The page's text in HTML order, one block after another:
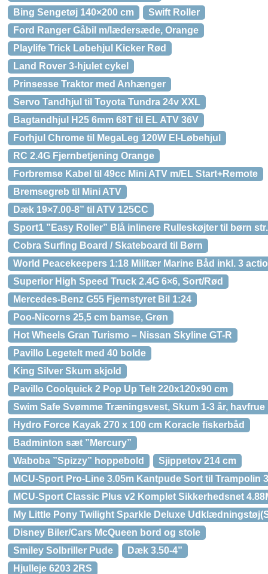
Bing Sengetøj 140×200 cm
Swift Roller
Ford Ranger Gåbil m/lædersæde, Orange
Playlife Trick Løbehjul Kicker Rød
Land Rover 3-hjulet cykel
Prinsesse Traktor med Anhænger
Servo Tandhjul til Toyota Tundra 24v XXL
Bagtandhjul H25 6mm 68T til EL ATV 36V
Forhjul Chrome til MegaLeg 120W El-Løbehjul
RC 2.4G Fjernbetjening Orange
Forbremse Kabel til 49cc Mini ATV m/EL Start+Remote
Bremsegreb til Mini ATV
Dæk 19×7.00-8” til ATV 125CC
Sport1 ”Easy Roller” Blå inlinere Rulleskøjter til børn
Cobra Surfing Board / Skateboard til Børn
World Peacekeepers 1:18 Militær Marine Båd inkl. 3
Superior High Speed Truck 2.4G 6×6, Sort/Rød
Mercedes-Benz G55 Fjernstyret Bil 1:24
Poo-Nicorns 25,5 cm bamse, Grøn
Hot Wheels Gran Turismo – Nissan Skyline GT-R
Pavillo Legetelt med 40 bolde
King Silver Skum skjold
Pavillo Coolquick 2 Pop Up Telt 220x120x90 cm
Swim Safe Svømme Træningsvest, Skum 1-3 år, havfrue
Hydro Force Kayak 270 x 100 cm Koracle fiskerbåd
Badminton sæt ”Mercury”
Waboba ”Spizzy” hoppebold
Sjippetov 214 cm
MCU-Sport Pro-Line 3.05m Kantpude Sort til Trampolin
MCU-Sport Classic Plus v2 Komplet Sikkerhedsnet
My Little Pony Twilight Sparkle Deluxe
Disney Biler/Cars McQueen bord og stole
Smiley Solbriller Pude
Dæk 3.50-4”
Hjulleje 6203 2RS